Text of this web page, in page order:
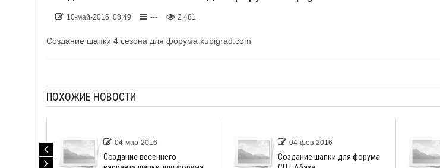
10-май-2016, 08:49 --- 2 481
Создание шапки 4 сезона для форума kupigrad.com
ПОХОЖИЕ НОВОСТИ
04-мар-2016
Создание весеннего
04-фев-2016
Создание шапки для форума